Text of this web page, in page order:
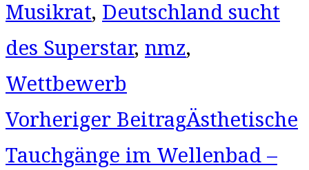
Musikrat, Deutschland sucht
des Superstar, nmz,
Wettbewerb
Weitere
Artikel
ansehen
Vorheriger BeitragÄsthetische
Tauchgänge im Wellenbad –